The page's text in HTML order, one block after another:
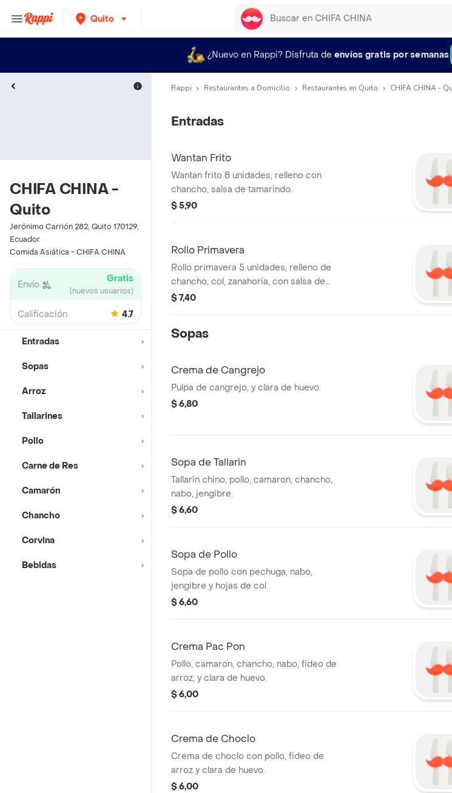
Quito
¿Nuevo en Rappi? Disfruta de envíos gratis por semanas
CHIFA CHINA -
Quito
Jerónimo Carrión 282, Quito 170129,
Ecuador
Comida Asiática - CHIFA CHINA
Envío Gratis
(nuevos usuarios)
Calificación 4.7
Entradas
Sopas
Arroz
Tallarines
Pollo
Carne de Res
Camarón
Chancho
Corvina
Bebidas
Rappi Restaurantes a Domicilio Restaurantes en Quito CHIFA CHINA -
Entradas
Wantan Frito
Wantan frito 8 unidades, relleno con
chancho, salsa de tamarindo.
$ 5,90
Rollo Primavera
Rollo primavera 5 unidades, relleno de
chancho, col, zanahoria, con salsa de
tamarindo.
$ 7,40
Sopas
Crema de Cangrejo
Pulpa de cangrejo, y clara de huevo.
$ 6,80
Sopa de Tallarin
Tallarin chino, pollo, camaron, chancho,
nabo, jengibre.
$ 6,60
Sopa de Pollo
Sopa de pollo con pechuga, nabo,
jengibre y hojas de col.
$ 6,60
Crema Pac Pon
Pollo, camaron, chancho, nabo, fideo de
arroz, y clara de huevo.
$ 6,00
Crema de Choclo
Crema de choclo con pollo, fideo de
arroz y clara de huevo.
$ 6,00